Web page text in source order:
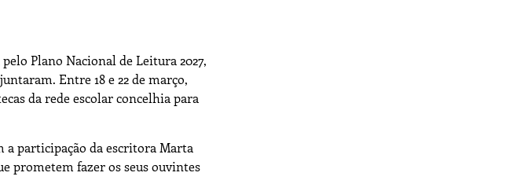
Plano Nacional de Leitura 2027,
Entre 18 e 22 de março,
da rede escolar concelhia para
a participação da escritora Marta
prometem fazer os seus ouvintes